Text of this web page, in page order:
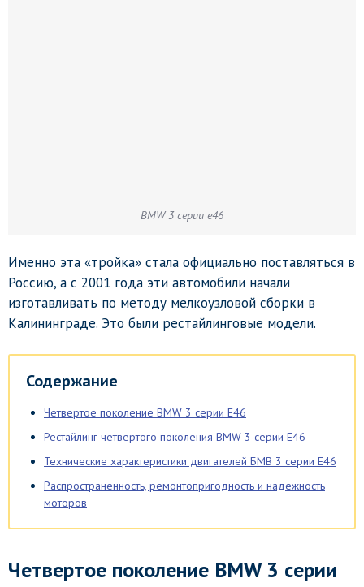
BMW 3 серии e46
Именно эта «тройка» стала официально поставляться в
Россию, а с 2001 года эти автомобили начали
изготавливать по методу мелкоузловой сборки в
Калининграде. Это были рестайлинговые модели.
Содержание
Четвертое поколение BMW 3 серии E46
Рестайлинг четвертого поколения BMW 3 серии E46
Технические характеристики двигателей БМВ 3 серии E46
Распространенность, ремонтопригодность и надежность
моторов
Четвертое поколение BMW 3 серии